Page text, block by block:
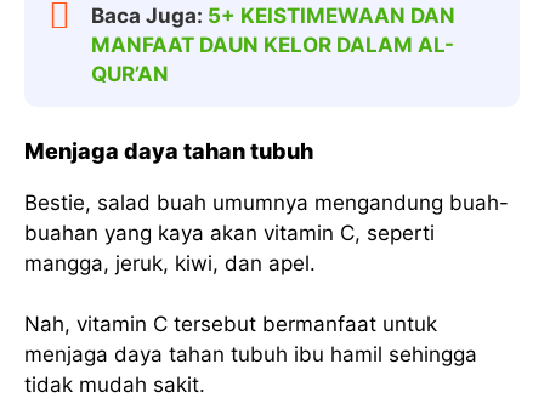
Baca Juga: 5+ KEISTIMEWAAN DAN
MANFAAT DAUN KELOR DALAM AL-
QUR’AN
Menjaga daya tahan tubuh
Bestie, salad buah umumnya mengandung buah-
buahan yang kaya akan vitamin C, seperti
mangga, jeruk, kiwi, dan apel.
Nah, vitamin C tersebut bermanfaat untuk
menjaga daya tahan tubuh ibu hamil sehingga
tidak mudah sakit.